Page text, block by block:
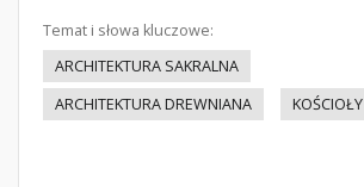
Temat i słowa kluczowe:
ARCHITEKTURA SAKRALNA
ARCHITEKTURA DREWNIANA
KOŚCIOŁY